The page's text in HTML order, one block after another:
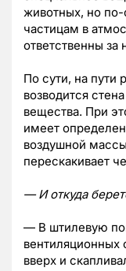
животных, но
частицам в
ответственны за
По сути, на пути
возводится
вещества. При
имеет
воздушной
перескакивает
— И откуда
— В штилевую
вверх и